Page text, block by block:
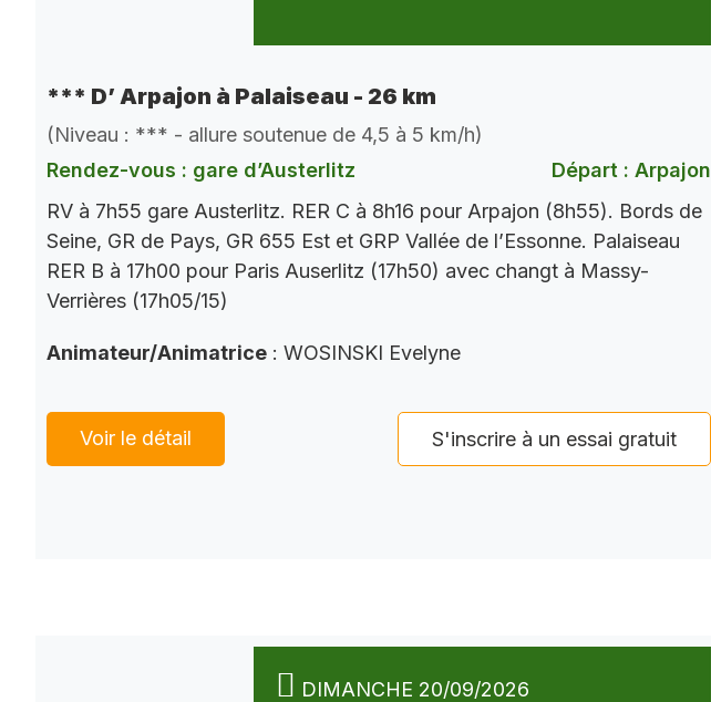
*** D’ Arpajon à Palaiseau - 26 km
(Niveau : *** - allure soutenue de 4,5 à 5 km/h)
Rendez-vous : gare d’Austerlitz
Départ : Arpajon
RV à 7h55 gare Austerlitz. RER C à 8h16 pour Arpajon (8h55). Bords de
Seine, GR de Pays, GR 655 Est et GRP Vallée de l’Essonne. Palaiseau
RER B à 17h00 pour Paris Auserlitz (17h50) avec changt à Massy-
Verrières (17h05/15)
Animateur/Animatrice : WOSINSKI Evelyne
Voir le détail S'inscrire à un essai gratuit
DIMANCHE 20/09/2026